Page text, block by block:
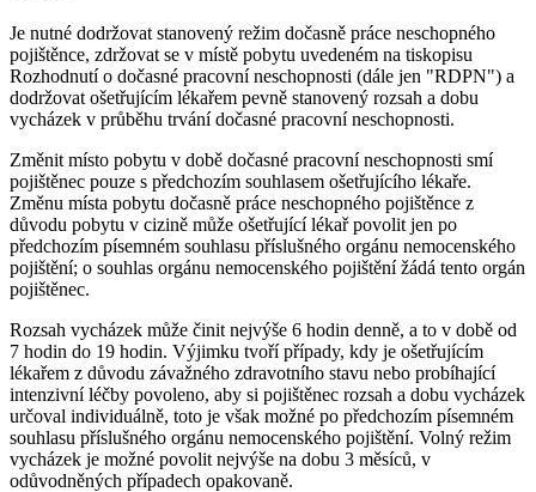
Je nutné dodržovat stanovený režim dočasně práce neschopného
pojištěnce, zdržovat se v místě pobytu uvedeném na tiskopisu
Rozhodnutí o dočasné pracovní neschopnosti (dále jen "RDPN") a
dodržovat ošetřujícím lékařem pevně stanovený rozsah a dobu
vycházek v průběhu trvání dočasné pracovní neschopnosti.
Změnit místo pobytu v době dočasné pracovní neschopnosti smí
pojištěnec pouze s předchozím souhlasem ošetřujícího lékaře.
Změnu místa pobytu dočasně práce neschopného pojištěnce z
důvodu pobytu v cizině může ošetřující lékař povolit jen po
předchozím písemném souhlasu příslušného orgánu nemocenského
pojištění; o souhlas orgánu nemocenského pojištění žádá tento orgán
pojištěnec.
Rozsah vycházek může činit nejvýše 6 hodin denně, a to v době od
7 hodin do 19 hodin. Výjimku tvoří případy, kdy je ošetřujícím
lékařem z důvodu závažného zdravotního stavu nebo probíhající
intenzivní léčby povoleno, aby si pojištěnec rozsah a dobu vycházek
určoval individuálně, toto je však možné po předchozím písemném
souhlasu příslušného orgánu nemocenského pojištění. Volný režim
vycházek je možné povolit nejvýše na dobu 3 měsíců, v
odůvodněných případech opakovaně.